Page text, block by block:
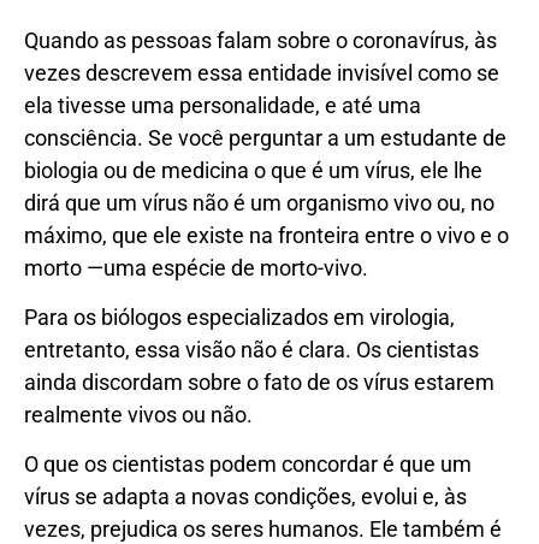
Quando as pessoas falam sobre o coronavírus, às
vezes descrevem essa entidade invisível como se
ela tivesse uma personalidade, e até uma
consciência. Se você perguntar a um estudante de
biologia ou de medicina o que é um vírus, ele lhe
dirá que um vírus não é um organismo vivo ou, no
máximo, que ele existe na fronteira entre o vivo e o
morto —uma espécie de morto-vivo.
Para os biólogos especializados em virologia,
entretanto, essa visão não é clara. Os cientistas
ainda discordam sobre o fato de os vírus estarem
realmente vivos ou não.
O que os cientistas podem concordar é que um
vírus se adapta a novas condições, evolui e, às
vezes, prejudica os seres humanos. Ele também é